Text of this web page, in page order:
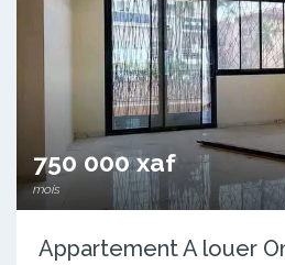
750 000 xaf
mois
Appartement A louer